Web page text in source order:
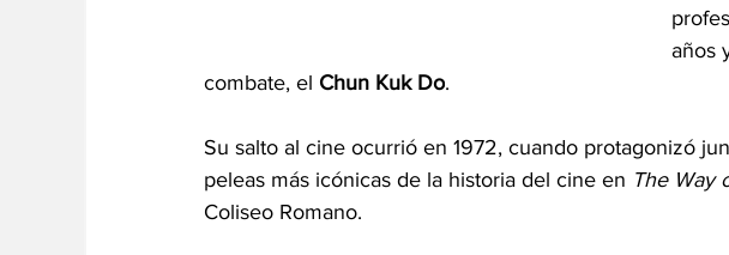
años
combate, el Chun Kuk Do.
Su salto al cine ocurrió en 1972, cuando protagonizó
peleas más icónicas de la historia del cine en The Way
Coliseo Romano.